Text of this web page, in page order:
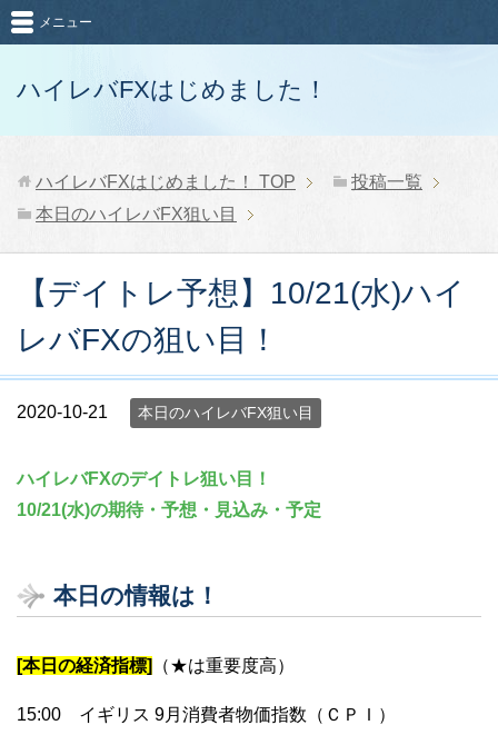
ハイレバFXはじめました！
メニュー
ハイレバFXはじめました！ TOP
投稿一覧
本日のハイレバFX狙い目
【デイトレ予想】10/21(水)ハイ
レバFXの狙い目！
2020-10-21 本日のハイレバFX狙い目
ハイレバFXのデイトレ狙い目！
10/21(水)の期待・予想・見込み・予定
本日の情報は！
[本日の経済指標] （★は重要度高）
15:00 イギリス 9月消費者物価指数（ＣＰＩ）